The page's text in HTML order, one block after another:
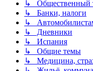
↳ Общественный
↳ Банки, налоги
↳
↳ Дневники
↳ Испания
↳ Общие темы
↳ Медицина,